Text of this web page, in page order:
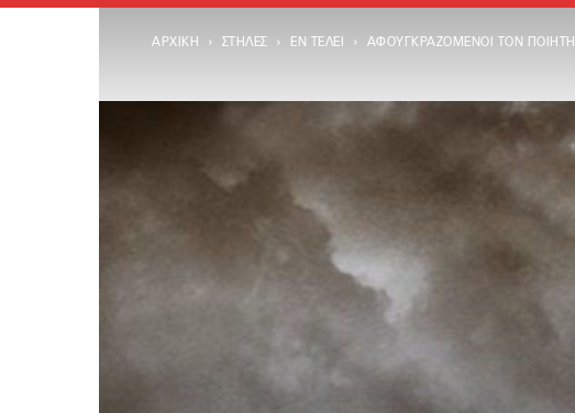
ΑΡΧΙΚΉ ΣΤΉΛΕΣ ΕΝ ΤΈΛΕΙ ΑΦΟΥΓΚΡΑΖΌΜΕΝΟΙ ΤΟΝ ΠΟΙΗΤΉ